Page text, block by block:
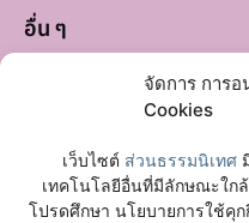
จัดการ การ
Cookies
เว็บไซต์ ส่วนธรรมนิเทศ
เทคโนโลยีอื่นที่มีลักษณะใก
โปรดศึกษา นโยบายการใช้คุ
อื่น ๆ
ลิงก์ที่เกี่ยวข้อง
มหาวิทยาลัยมหาจุฬาลงกรณ
เฟซบุ๊กเพจ